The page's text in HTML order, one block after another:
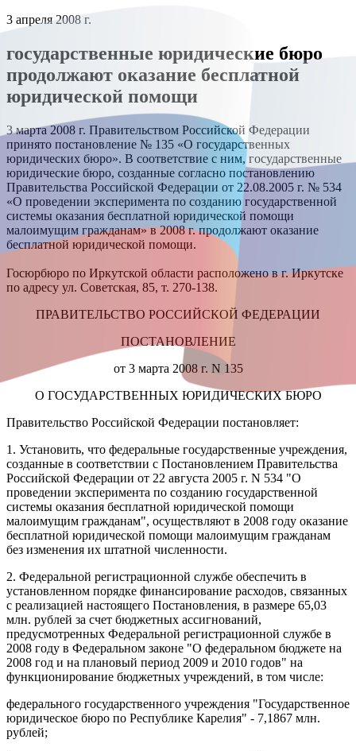
3 апреля 2008 г.
государственные юридические бюро
продолжают оказание бесплатной
юридической помощи
3 марта 2008 г. Правительством Российской Федерации
принято постановление № 135 «О государственных
юридических бюро». В соответствие с ним, государственные
юридические бюро, созданные согласно постановлению
Правительства Российской Федерации от 22.08.2005 г. № 534
«О проведении эксперимента по созданию государственной
системы оказания бесплатной юридической помощи
малоимущим гражданам» в 2008 г. продолжают оказание
бесплатной юридической помощи.
Госюрбюро по Иркутской области расположено в г. Иркутске
по адресу ул. Советская, 85, т. 270-138.
ПРАВИТЕЛЬСТВО РОССИЙСКОЙ ФЕДЕРАЦИИ
ПОСТАНОВЛЕНИЕ
от 3 марта 2008 г. N 135
О ГОСУДАРСТВЕННЫХ ЮРИДИЧЕСКИХ БЮРО
Правительство Российской Федерации постановляет:
1. Установить, что федеральные государственные учреждения,
созданные в соответствии с Постановлением Правительства
Российской Федерации от 22 августа 2005 г. N 534 "О
проведении эксперимента по созданию государственной
системы оказания бесплатной юридической помощи
малоимущим гражданам", осуществляют в 2008 году оказание
бесплатной юридической помощи малоимущим гражданам
без изменения их штатной численности.
2. Федеральной регистрационной службе обеспечить в
установленном порядке финансирование расходов, связанных
с реализацией настоящего Постановления, в размере 65,03
млн. рублей за счет бюджетных ассигнований,
предусмотренных Федеральной регистрационной службе в
2008 году в Федеральном законе "О федеральном бюджете на
2008 год и на плановый период 2009 и 2010 годов" на
функционирование бюджетных учреждений, в том числе:
федерального государственного учреждения "Государственное
юридическое бюро по Республике Карелия" - 7,1867 млн.
рублей;